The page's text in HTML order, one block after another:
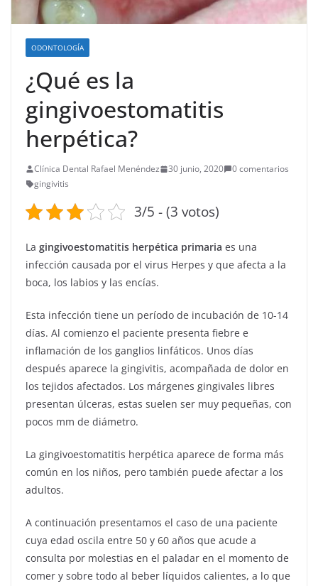
ODONTOLOGÍA
¿Qué es la
gingivoestomatitis
herpética?
Clínica Dental Rafael Menéndez 30 junio, 2020
0 comentarios
gingivitis
3/5 - (3 votos)
La gingivoestomatitis herpética primaria es una
infección causada por el virus Herpes y que afecta a la
boca, los labios y las encías.
Esta infección tiene un período de incubación de 10-14
días. Al comienzo el paciente presenta fiebre e
inflamación de los ganglios linfáticos. Unos días
después aparece la gingivitis, acompañada de dolor en
los tejidos afectados. Los márgenes gingivales libres
presentan úlceras, estas suelen ser muy pequeñas, con
pocos mm de diámetro.
La gingivoestomatitis herpética aparece de forma más
común en los niños, pero también puede afectar a los
adultos.
A continuación presentamos el caso de una paciente
cuya edad oscila entre 50 y 60 años que acude a
consulta por molestias en el paladar en el momento de
comer y sobre todo al beber líquidos calientes, a lo que